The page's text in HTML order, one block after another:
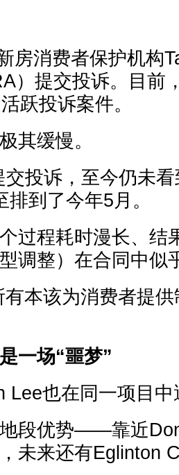
房消费者保护机构
）提交投诉。目前
跃投诉案件。
其缓慢。
投诉，至今仍未
到了今年5月。
过程耗时漫长、结
调整）在合同中似
有本该为消费者提
一场“噩梦”
Lee也在同一项目
段优势——靠近
未来还有Eglinton